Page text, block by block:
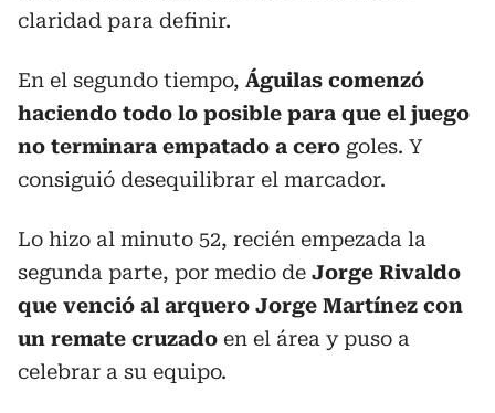
claridad para definir.
En el segundo tiempo, Águilas comenzó
haciendo todo lo posible para que el juego
no terminara empatado a cero goles. Y
consiguió desequilibrar el marcador.
Lo hizo al minuto 52, recién empezada la
segunda parte, por medio de Jorge Rivaldo
que venció al arquero Jorge Martínez con
un remate cruzado en el área y puso a
celebrar a su equipo.